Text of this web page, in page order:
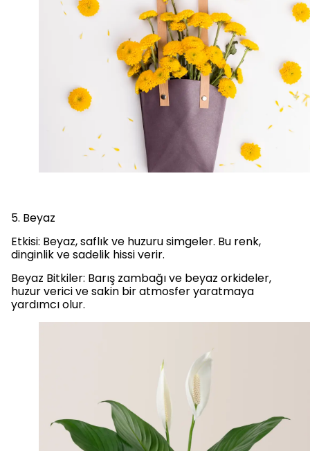
5. Beyaz
Etkisi: Beyaz, saflık ve huzuru simgeler. Bu renk,
dinginlik ve sadelik hissi verir.
Beyaz Bitkiler: Barış zambağı ve beyaz orkideler,
huzur verici ve sakin bir atmosfer yaratmaya
yardımcı olur.